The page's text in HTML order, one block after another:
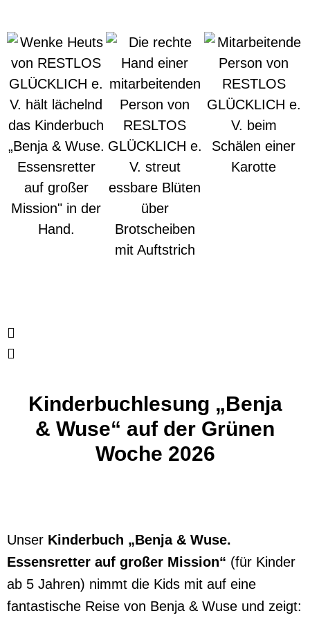
Kinderbuchlesung „Benja
& Wuse“ auf der Grünen
Woche 2026
Unser Kinderbuch „Benja & Wuse.
Essensretter auf großer Mission“ (für Kinder
ab 5 Jahren) nimmt die Kids mit auf eine
fantastische Reise von Benja & Wuse und zeigt: